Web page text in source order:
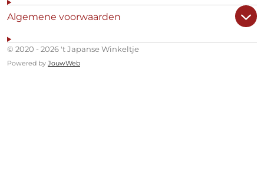
Algemene voorwaarden
© 2020 - 2026 't Japanse Winkeltje
Powered by JouwWeb